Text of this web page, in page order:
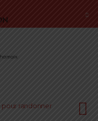
pour randonner